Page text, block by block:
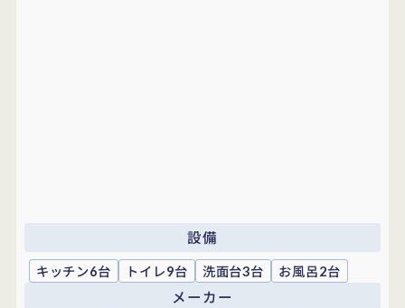
設備
キッチン6台 トイレ9台 洗面台3台 お風呂2台
メーカー